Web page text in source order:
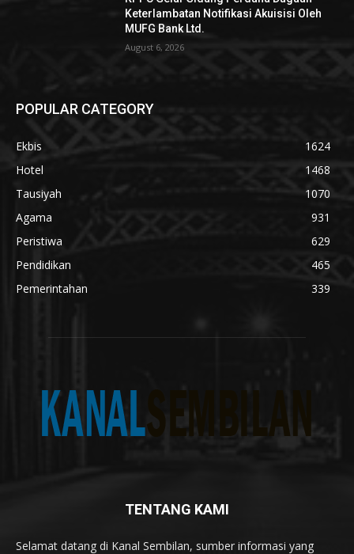
Keterlambatan Notifikasi Akuisisi Oleh
MUFG Bank Ltd.
August 6, 2026
POPULAR CATEGORY
Ekbis
1624
Hotel
1468
Tausiyah
1070
Agama
931
Peristiwa
629
Pendidikan
465
Pemerintahan
339
TENTANG KAMI
Selamat datang di Kanal Sembilan, sumber informasi yang